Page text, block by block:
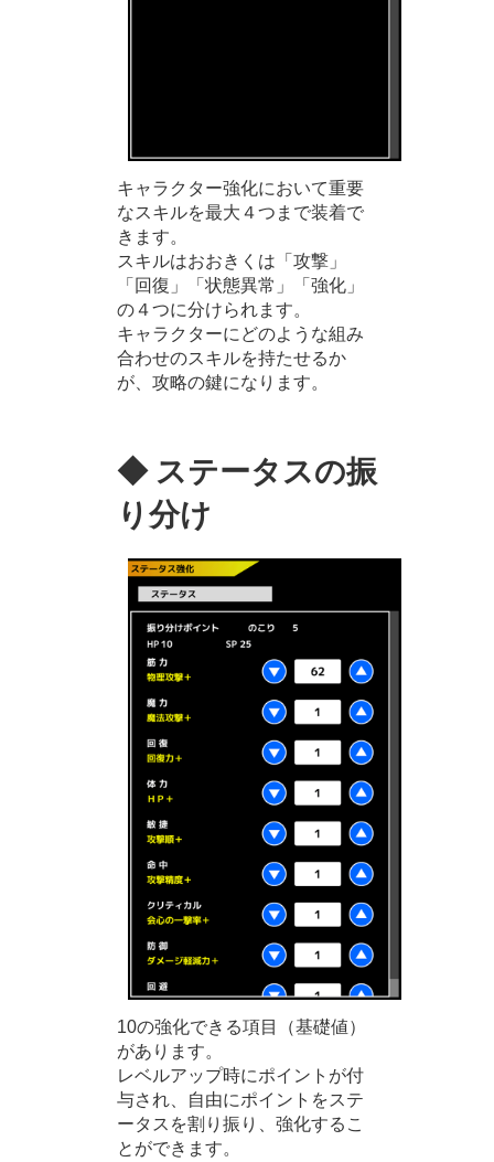
キャラクター強化において重要
なスキルを最大４つまで装着で
きます。
スキルはおおきくは「攻撃」
「回復」「状態異常」「強化」
の４つに分けられます。
キャラクターにどのような組み
合わせのスキルを持たせるか
が、攻略の鍵になります。
◆ ステータスの振
り分け
10の強化できる項目（基礎値）
があります。
レベルアップ時にポイントが付
与され、自由にポイントをステ
ータスを割り振り、強化するこ
とができます。